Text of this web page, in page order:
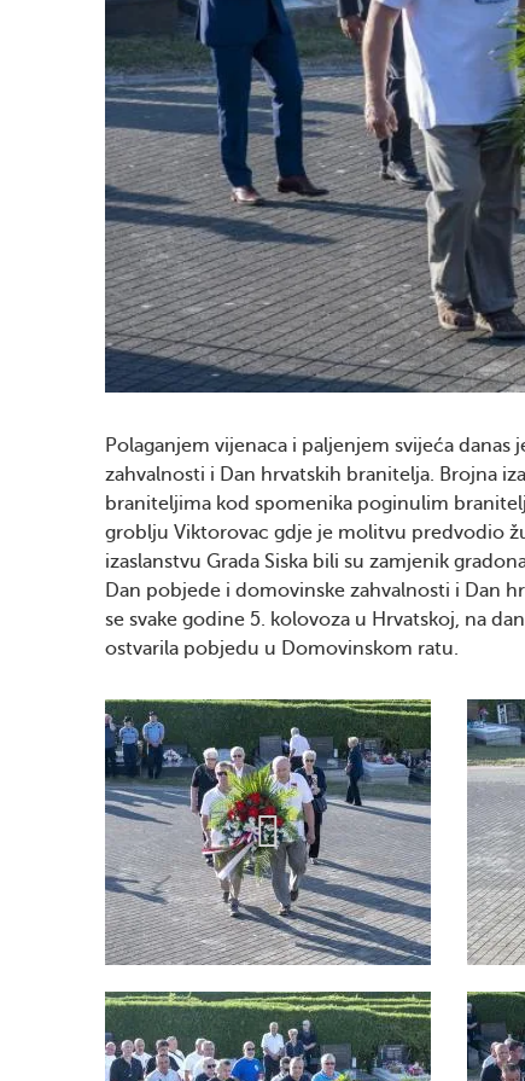
Polaganjem vijenaca i paljenjem svijeća
zahvalnosti i Dan hrvatskih branitelja. Brojna
braniteljima kod spomenika poginulim
groblju Viktorovac gdje je molitvu predvodio
izaslanstvu Grada Siska bili su zamjenik
Dan pobjede i domovinske zahvalnosti i Dan
se svake godine 5. kolovoza u Hrvatskoj, na
ostvarila pobjedu u Domovinskom ratu.